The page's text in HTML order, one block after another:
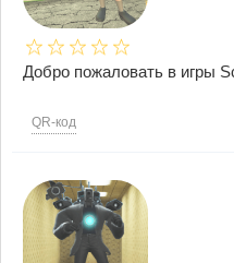
Добро пожаловать в игры
QR-код